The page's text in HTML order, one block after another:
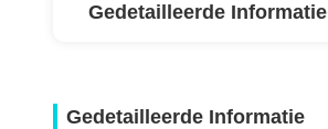
Gedetailleerde Informatie
Gedetailleerde Informatie